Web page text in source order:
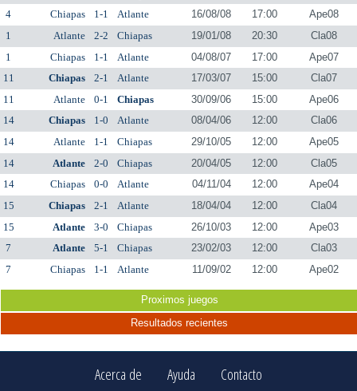
4
Chiapas 1-1 Atlante 16/08/08 17:00
Ape08
1
Atlante 2-2 Chiapas 19/01/08 20:30
Cla08
1
Chiapas 1-1 Atlante 04/08/07 17:00
Ape07
11
Chiapas 2-1 Atlante 17/03/07 15:00
Cla07
11
Atlante 0-1 Chiapas 30/09/06 15:00
Ape06
14
Chiapas 1-0 Atlante 08/04/06 12:00
Cla06
14
Atlante 1-1 Chiapas 29/10/05 12:00
Ape05
14
Atlante 2-0 Chiapas 20/04/05 12:00
Cla05
14
Chiapas 0-0 Atlante 04/11/04 12:00
Ape04
15
Chiapas 2-1 Atlante 18/04/04 12:00
Cla04
15
Atlante 3-0 Chiapas 26/10/03 12:00
Ape03
7
Atlante 5-1 Chiapas 23/02/03 12:00
Cla03
7
Chiapas 1-1 Atlante 11/09/02 12:00 Ape02
Proximos juegos
Resultados recientes
Acerca de Ayuda Contacto